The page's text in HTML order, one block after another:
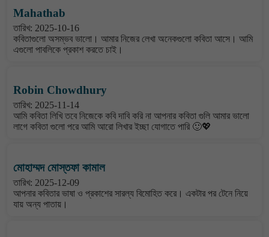
Mahathab
তারিখ: 2025-10-16
কবিতাগুলো অসম্ভব ভালো। আমার নিজের লেখা অনেকগুলো কবিতা আসে। আমি
এগুলো পাবলিকে প্রকাশ করতে চাই।
Robin Chowdhury
তারিখ: 2025-11-14
আমি কবিতা লিখি তবে নিজেকে কবি দাবি করি না আপনার কবিতা গুলি আমার ভালো
লাগে কবিতা গুলো পরে আমি আরো লিখার ইচ্ছা যোগাতে পারি 🙂💖
মোহাম্মদ মোস্তফা কামাল
তারিখ: 2025-12-09
আপনার কবিতার ভাষা ও প্রকাশের সারল্য বিমোহিত করে। একটার পর টেনে নিয়ে
যায় অন্য পাতায়।